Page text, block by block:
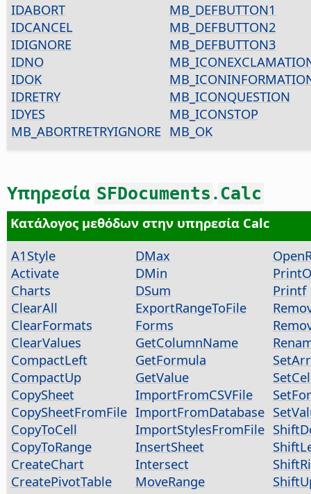
IDABORT
IDCANCEL
IDIGNORE
IDNO
IDOK
IDRETRY
IDYES
MB_ABORTRETRYIGNORE
MB_DEFBUTTON1
MB_DEFBUTTON2
MB_DEFBUTTON3
MB_ICONQUESTION
MB_ICONSTOP
MB_OK
Υπηρεσία SFDocuments .Calc
Κατάλογος μεθόδων στην υπηρεσία Calc
A1Style
Activate
Charts
ClearAll
ClearFormats
ClearValues
CompactLeft
CompactUp
CopySheet
CopySheetFromFile
CopyToCell
CopyToRange
CreateChart
CreatePivotTable
DMax
DMin
DSum
ExportRangeToFile
Forms
GetColumnName
GetFormula
GetValue
ImportFromCSVFile
ImportFromDatabase
ImportStylesFromFile
InsertSheet
Intersect
MoveRange
Printf